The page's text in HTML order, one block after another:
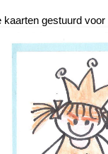
kaarten gestuurd voor